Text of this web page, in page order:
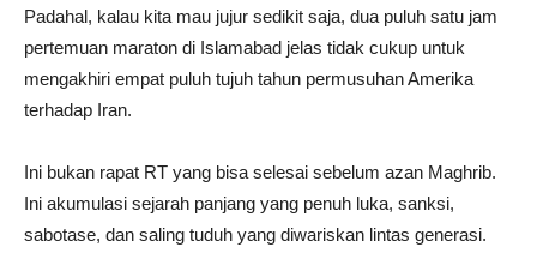
Padahal, kalau kita mau jujur sedikit saja, dua puluh satu jam
pertemuan maraton di Islamabad jelas tidak cukup untuk
mengakhiri empat puluh tujuh tahun permusuhan Amerika
terhadap Iran.
Ini bukan rapat RT yang bisa selesai sebelum azan Maghrib.
Ini akumulasi sejarah panjang yang penuh luka, sanksi,
sabotase, dan saling tuduh yang diwariskan lintas generasi.